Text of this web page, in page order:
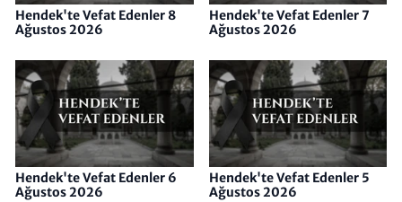
Hendek'te Vefat Edenler 8
Ağustos 2026
Hendek'te Vefat Edenler 7
Ağustos 2026
Hendek'te Vefat Edenler 6
Ağustos 2026
Hendek'te Vefat Edenler 5
Ağustos 2026